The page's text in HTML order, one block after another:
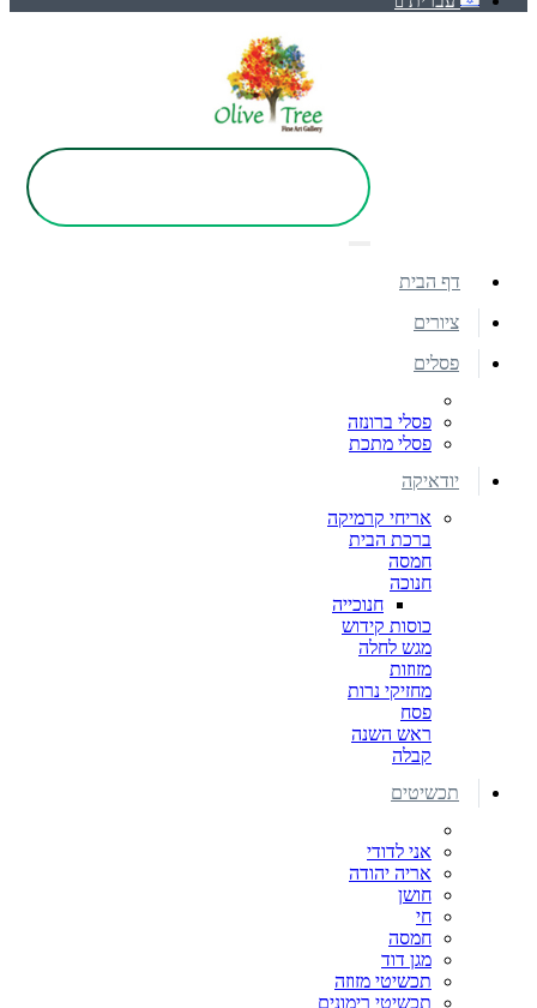
דף הבית
ציורים
פסלים
פסלי ברונזה
פסלי מתכת
יודאיקה
אריחי קרמיקה
ברכת הבית
חמסה
חנוכה
חנוכייה
כוסות קידוש
מגש לחלה
מזוזות
מחזיקי נרות
פסח
ראש השנה
קבלה
תכשיטים
אני לדודי
אריה יהודה
חושן
חי
חמסה
מגן דוד
תכשיטי מזוזה
תכשיטי רימונים